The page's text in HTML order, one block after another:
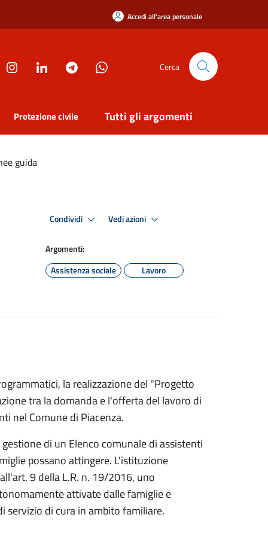
Accedi all'area personale
Cerca
Protezione civile Tutti gli argomenti
guida
Condividi Vedi azioni
Argomenti:
Assistenza sociale
Lavoro
la realizzazione del "Progetto
tra la domanda e l'offerta del lavoro di
nel Comune di Piacenza.
di un Elenco comunale di assistenti
possano attingere. L'istituzione
9 della L.R. n. 19/2016, uno
attivate dalle famiglie e
servizio di cura in ambito familiare.